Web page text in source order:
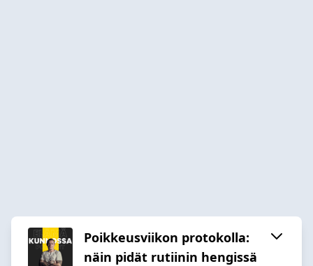
Poikkeusviikon protokolla:
näin pidät rutiinin hengissä